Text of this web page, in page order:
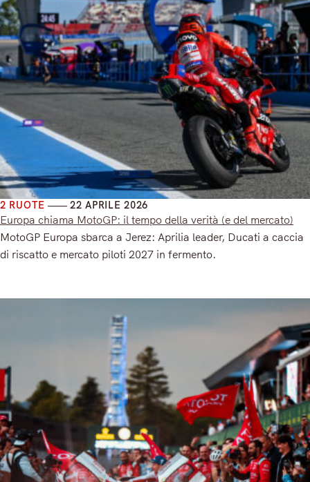
2 RUOTE 22 APRILE 2026
Europa chiama MotoGP: il tempo della verità (e del mercato)
MotoGP Europa sbarca a Jerez: Aprilia leader, Ducati a caccia
di riscatto e mercato piloti 2027 in fermento.